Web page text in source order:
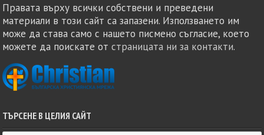
Правата върху всички собствени и преведени
материали в този сайт са запазени. Използването им
може да става само с нашето писмено съгласие, което
можете да поискате отстраницата ни за контакти.
ТЪРСЕНЕ В ЦЕЛИЯ САЙТ